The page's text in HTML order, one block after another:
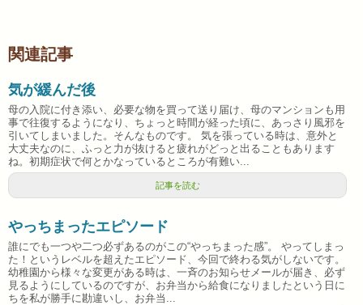
関連記事
気が緩んだ後
母の入院に付き添い、必要な物を買って送り届け、母のマンションも用
事で往復するようになり、ちょっと時間が経った頃に、あっさり風邪を
引いてしまいました。そんなものです。 気を張っている時は、意外と
大丈夫なのに、ふっと力が抜けると疲れがどっと出ることもあります
ね。初期症状で何とかなっているところが有難い...
記事を読む
やっちまったエピソード
誰にでも一つや二つ必ずあるのがこの“やっちまった感”。 やってしまっ
た！というレベルを超えたエピソード、今回で終わる気がしないです。
幼稚園から様々な変更がある時は、一斉のお知らせメールが届き、必ず
見るようにしているのですが、お弁当から給食になりましたという日に
ちを私が勝手に勘違いし、お弁当...